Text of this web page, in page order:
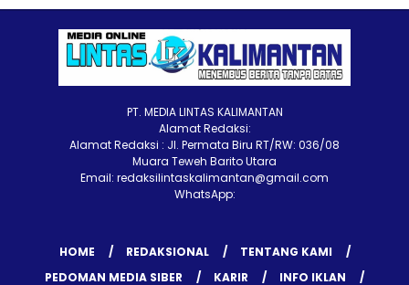
PT. MEDIA LINTAS KALIMANTAN
Alamat Redaksi:
Alamat Redaksi : Jl. Permata Biru RT/RW: 036/08
Muara Teweh Barito Utara
Email: redaksilintaskalimantan@gmail.com
WhatsApp:
HOME REDAKSIONAL
TENTANG KAMI
PEDOMAN MEDIA SIBER
KARIR INFO IKLAN